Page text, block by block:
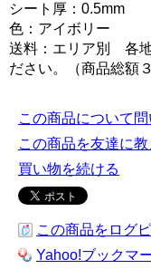
シート厚：0.5mm
色：アイボリー
送料：エリア別 各
ださい。（商品総額
この商品について
この商品を友達に教
買い物を続ける
この商品をログ
Yahoo!ブックマ